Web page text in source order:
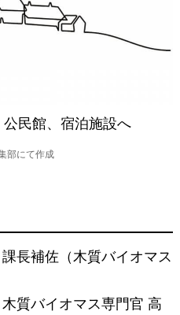
民館、宿泊施設へ
部にて作成
長補佐（木質バイオマス
質バイオマス専門官 高